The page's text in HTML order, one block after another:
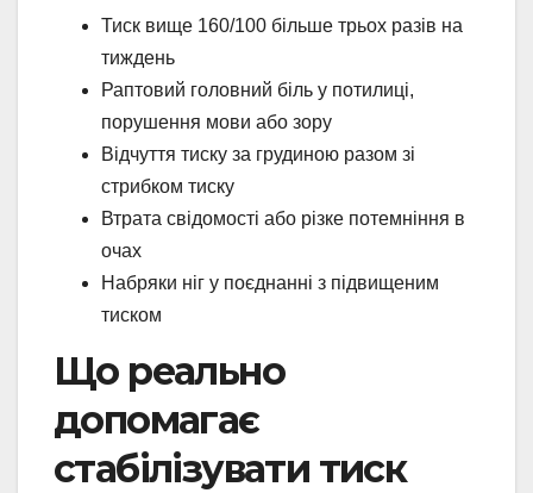
Тиск вище 160/100 більше трьох разів на
тиждень
Раптовий головний біль у потилиці,
порушення мови або зору
Відчуття тиску за грудиною разом зі
стрибком тиску
Втрата свідомості або різке потемніння в
очах
Набряки ніг у поєднанні з підвищеним
тиском
Що реально
допомагає
стабілізувати тиск